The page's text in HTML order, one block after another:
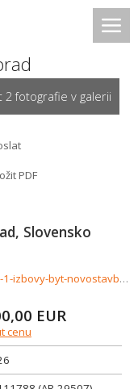
2 fotografie v galerii
PDF
Slovensko
http://www.astonreal.sk/hladam-pre-klienta-1-izbovy-byt-novostavbu-poprad-989400
EUR
cenu